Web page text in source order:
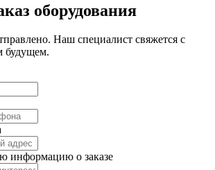
оборудования
Наш специалист свяжется с
будущем.
информацию о заказе